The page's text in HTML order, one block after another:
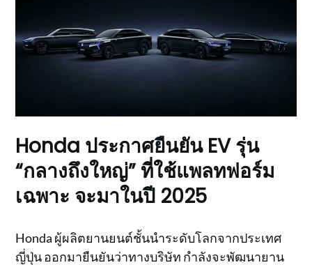
Honda ประกาศยืนยัน EV รุ่น
“กลางถึงใหญ่” ที่ใช้แพลทฟอร์ม
เฉพาะ จะมาในปี 2025
Honda ผู้ผลิตยานยนต์ชั้นนำระดับโลกจากประเทศ
ญี่ปุ่น ออกมายืนยันว่าทางบริษัท กำลังจะพัฒนายาน